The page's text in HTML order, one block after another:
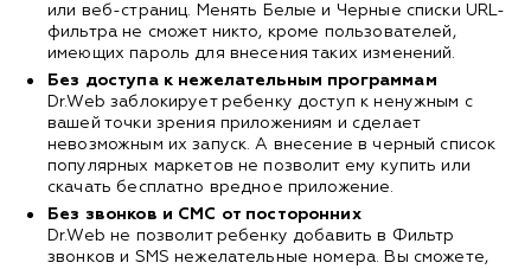
или веб-страниц. Менять Белые и Черные списки URL-
фильтра не сможет никто, кроме пользователей,
имеющих пароль для внесения таких изменений.
Без доступа к нежелательным программам
Dr.Web заблокирует ребенку доступ к ненужным с
вашей точки зрения приложениям и сделает
невозможным их запуск. А внесение в черный список
популярных маркетов не позволит ему купить или
скачать бесплатно вредное приложение.
Без звонков и СМС от посторонних
Dr.Web не позволит ребенку добавить в Фильтр
звонков и SMS нежелательные номера. Вы сможете,